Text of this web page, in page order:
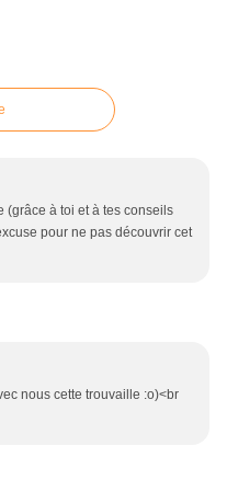
(grâce à toi et à tes conseils
pour ne pas découvrir cet
nous cette trouvaille :o)<br